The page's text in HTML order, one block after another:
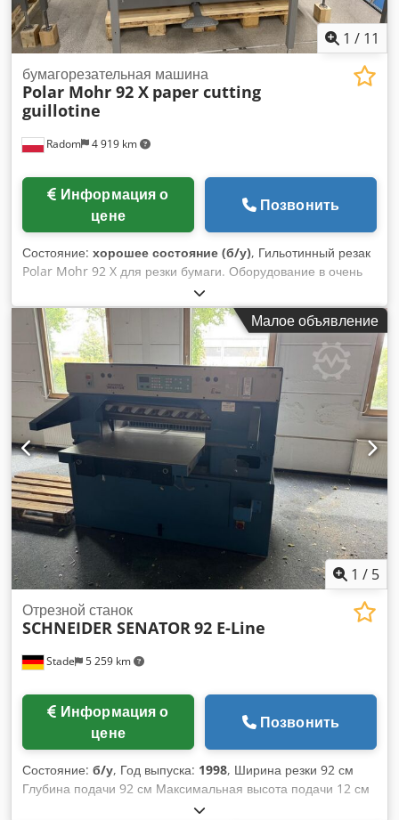
1 / 11
Radom 4 919 km
бумагорезательная машина
Polar Mohr 92 X paper cutting
guillotine
цене
Позвонить
Состояние: хорошее состояние (б/у), Гильотинный резак
Polar Mohr 92 X для резки бумаги. Оборудование в очень
хорошем состоянии, готово к эксплуатации после
проведения технического осмотра. Dsdpfozlaaxex An Hsck
Это наиболее востребованная марка среди гильотинных
резаков, флагманский продукт. Технические
характеристики: Ширина реза: 920 мм Высота стопы
бумаги: 130 мм Программатор с 15-дюймовым цветным
дисплеем Воздушный стол Фотоэлектрические датчики
Хромированная поверхность стола Задний упор с шарико-
винтовой передачей Оптическая линия реза Увеличенные
боковые столы Замена ножа с помощью пульта управления
Вес: 2000 кг Питание: 380 В Документация в комплекте.
Малое объявление
1 / 5
Stade 5 259 km
Отрезной станок
SCHNEIDER SENATOR92 E-Line
цене
Позвонить
Состояние: б/у, Год выпуска: 1998, Ширина резки 92 см
Глубина подачи 92 см Максимальная высота подачи 12 см